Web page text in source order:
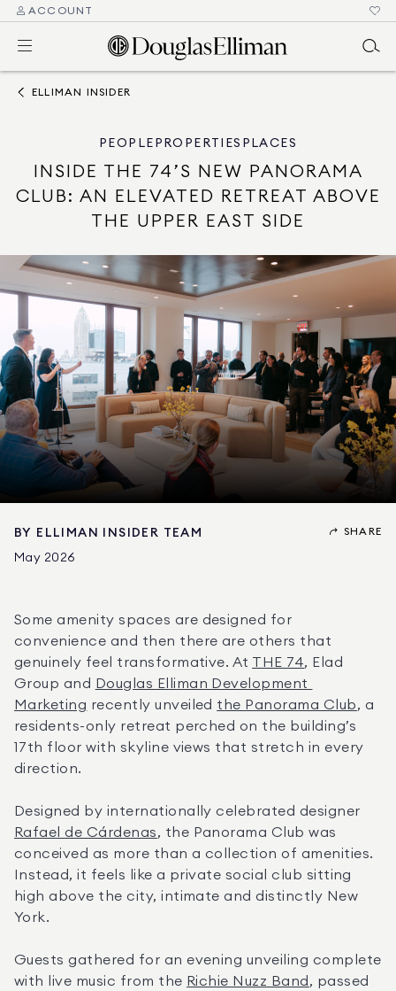
ACCOUNT
ELLIMAN INSIDER
PEOPLE PROPERTIES PLACES
INSIDE THE 74’S NEW PANORAMA
CLUB: AN ELEVATED RETREAT ABOVE
THE UPPER EAST SIDE
BY
ELLIMAN INSIDER TEAM
May 2026
SHARE
Some amenity spaces are designed for
convenience and then there are others that
genuinely feel transformative. At THE 74, Elad
Group and
Douglas Elliman Development
Marketing recently unveiled the Panorama Club, a
residents-only retreat perched on the building’s
17th floor with skyline views that stretch in every
direction.
Rafael de Cárdenas, the Panorama Club was
conceived as more than a collection of amenities.
Instead, it feels like a private social club sitting
high above the city, intimate and distinctly New
York.
Guests gathered for an evening unveiling complete
with live music from the Richie Nuzz Band , passed